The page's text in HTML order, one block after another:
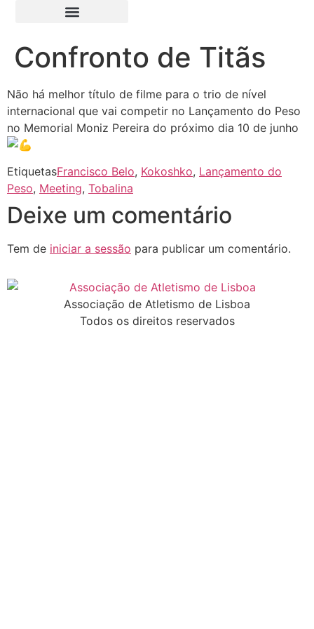
Confronto de Titãs
Não há melhor título de filme para o trio de nível
internacional que vai competir no Lançamento do Peso
no Memorial Moniz Pereira do próximo dia 10 de junho
EtiquetasFrancisco Belo, Kokoshko, Lançamento do
Peso, Meeting, Tobalina
Deixe um comentário
Tem de iniciar a sessão para publicar um comentário.
Associação de Atletismo de Lisboa
Todos os direitos reservados